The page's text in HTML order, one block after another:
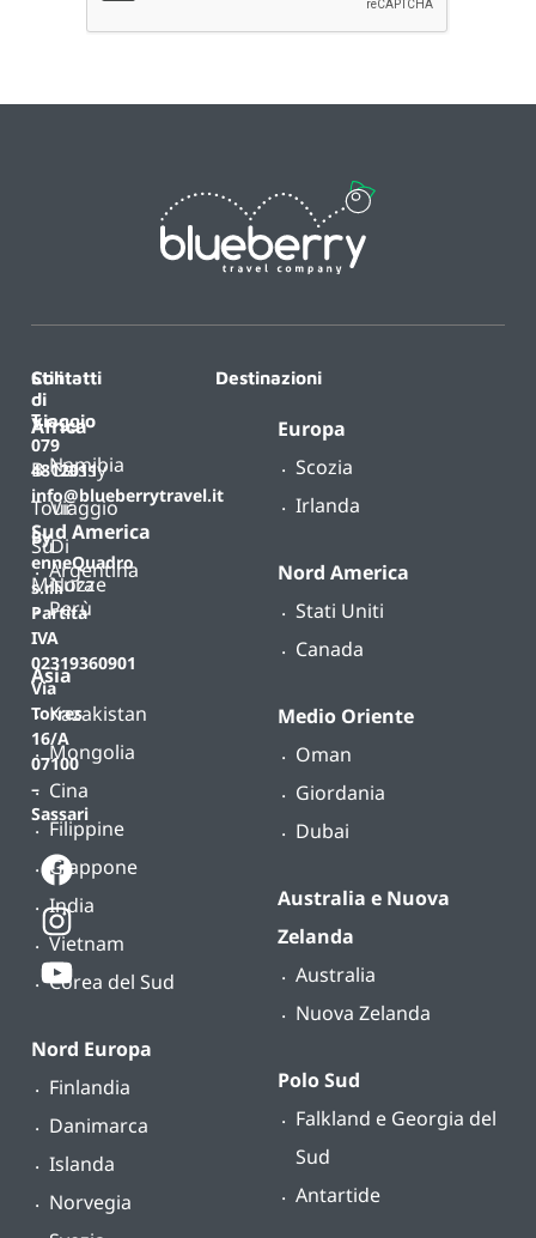
Contatti
T.
079
4812011
info@blueberrytravel.it
By
enneQuadro
s.r.l.
Partita
IVA
02319360901
Via
Torres
16/A
07100
–
Sassari
Destinazioni
Africa
Namibia
Sud America
Argentina
Perù
Asia
Kazakistan
Mongolia
Cina
Filippine
Giappone
India
Vietnam
Corea del Sud
Nord Europa
Finlandia
Danimarca
Islanda
Norvegia
Europa
Scozia
Irlanda
Nord America
Stati Uniti
Canada
Medio Oriente
Oman
Giordania
Dubai
Australia e Nuova
Zelanda
Australia
Nuova Zelanda
Polo Sud
Falkland e Georgia del
Sud
Antartide
Stili
di
viaggio
B-
Tour
Su
Misura
Classy
Viaggio
Di
Nozze